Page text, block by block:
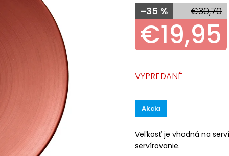
€30,70
–35 %
€19,95
Akcia
Veľkosť je vhodná na
servírovanie.
VYPREDANÉ